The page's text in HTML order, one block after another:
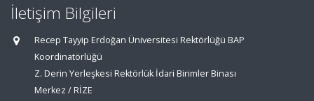
İletişim Bilgileri
Recep Tayyip Erdoğan Üniversitesi Rektörlüğü BAP
Koordinatörlüğü
Z. Derin Yerleşkesi Rektörlük İdari Birimler Binası
Merkez / RİZE